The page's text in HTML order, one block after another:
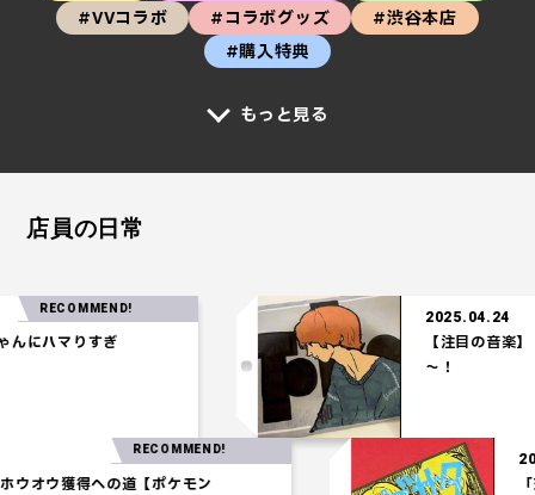
#VVコラボ
#コラボグッズ
#渋谷本店
#購入特典
もっと見る
店員の日常
マりすぎ
2025.04.24
【注目の音楽】「
～！
パ】ホウオウ獲得への道【ポケモン
RECOMMEND!